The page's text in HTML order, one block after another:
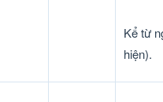
Kể từ
hiện).